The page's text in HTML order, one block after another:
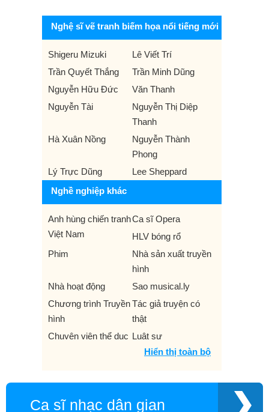
Nghệ sĩ vẽ tranh biếm họa nổi tiếng mới
Shigeru Mizuki
Lê Viết Trí
Trần Quyết Thắng
Trần Minh Dũng
Nguyễn Hữu Đức
Văn Thanh
Nguyễn Tài
Nguyễn Thị Diệp
Thanh
Hà Xuân Nồng
Nguyễn Thành
Phong
Lý Trực Dũng
Lee Sheppard
Nghề nghiệp khác
Anh hùng chiến tranh
Việt Nam
Ca sĩ Opera
HLV bóng rổ
Phim
Nhà sản xuất truyền
hình
Nhà hoạt động
Sao musical.ly
Chương trình Truyền
hình
Tác giả truyện có
thật
Chuyên viên thể dục Luật sư
Lãnh đạo quyền dân
Thầy phù thủy
Nhà văn
Rapper
VĐV bơi lội
Hiển thị toàn bộ
Ca sĩ nhạc dân gian